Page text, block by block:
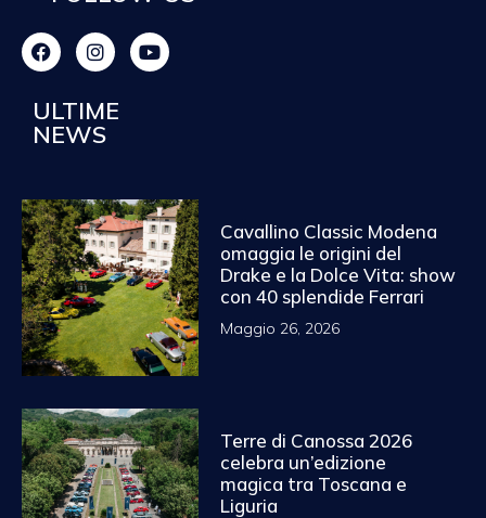
ULTIME
NEWS
Cavallino Classic Modena
omaggia le origini del
Drake e la Dolce Vita: show
con 40 splendide Ferrari
Maggio 26, 2026
Terre di Canossa 2026
celebra un’edizione
magica tra Toscana e
Liguria